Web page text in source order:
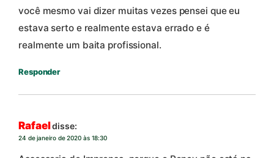
você mesmo vai dizer muitas vezes pensei que eu
estava serto e realmente estava errado e é
realmente um baita profissional.
Responder
Rafaeldisse:
24 de janeiro de 2020 às 18:30